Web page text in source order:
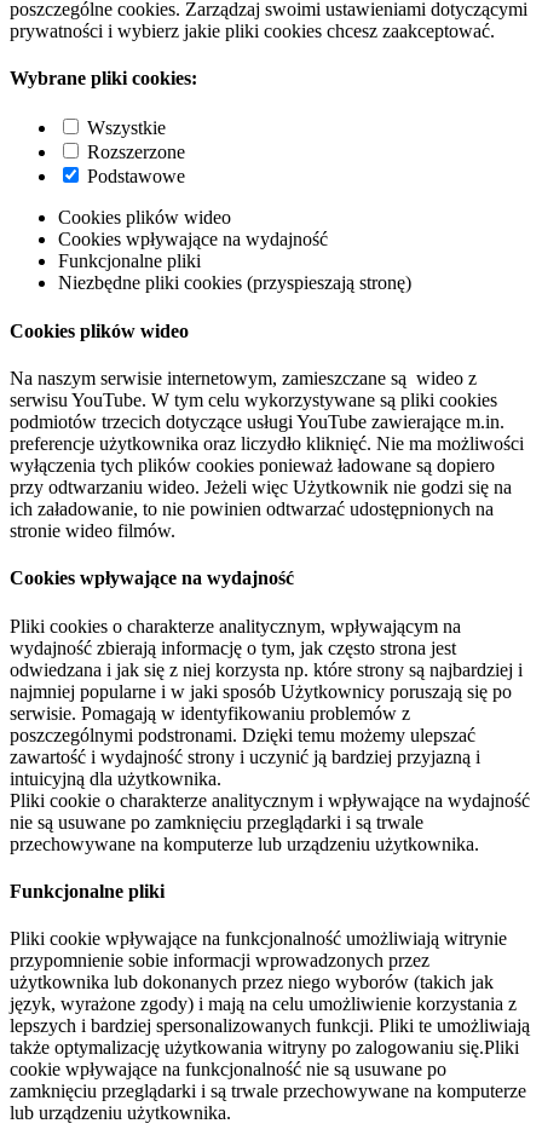
poszczególne cookies. Zarządzaj swoimi ustawieniami dotyczącymi
prywatności i wybierz jakie pliki cookies chcesz zaakceptować.
Wybrane pliki cookies:
Wszystkie
Rozszerzone
Podstawowe
Cookies plików wideo
Cookies wpływające na wydajność
Funkcjonalne pliki
Niezbędne pliki cookies (przyspieszają stronę)
Cookies plików wideo
Na naszym serwisie internetowym, zamieszczane są wideo z
serwisu YouTube. W tym celu wykorzystywane są pliki cookies
podmiotów trzecich dotyczące usługi YouTube zawierające m.in.
preferencje użytkownika oraz liczydło kliknięć. Nie ma możliwości
wyłączenia tych plików cookies ponieważ ładowane są dopiero
przy odtwarzaniu wideo. Jeżeli więc Użytkownik nie godzi się na
ich załadowanie, to nie powinien odtwarzać udostępnionych na
stronie wideo filmów.
Cookies wpływające na wydajność
Pliki cookies o charakterze analitycznym, wpływającym na
wydajność zbierają informację o tym, jak często strona jest
odwiedzana i jak się z niej korzysta np. które strony są najbardziej i
najmniej popularne i w jaki sposób Użytkownicy poruszają się po
serwisie. Pomagają w identyfikowaniu problemów z
poszczególnymi podstronami. Dzięki temu możemy ulepszać
zawartość i wydajność strony i uczynić ją bardziej przyjazną i
intuicyjną dla użytkownika.
Pliki cookie o charakterze analitycznym i wpływające na wydajność
nie są usuwane po zamknięciu przeglądarki i są trwale
przechowywane na komputerze lub urządzeniu użytkownika.
Funkcjonalne pliki
Pliki cookie wpływające na funkcjonalność umożliwiają witrynie
przypomnienie sobie informacji wprowadzonych przez
użytkownika lub dokonanych przez niego wyborów (takich jak
język, wyrażone zgody) i mają na celu umożliwienie korzystania z
lepszych i bardziej spersonalizowanych funkcji. Pliki te umożliwiają
także optymalizację użytkowania witryny po zalogowaniu się.Pliki
cookie wpływające na funkcjonalność nie są usuwane po
zamknięciu przeglądarki i są trwale przechowywane na komputerze
lub urządzeniu użytkownika.